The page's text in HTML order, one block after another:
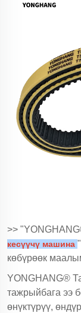
>>
кесүүчү машина
көбүрөөк
YONGHANG®
тажрыйбага ээ
өнүктүрүү,